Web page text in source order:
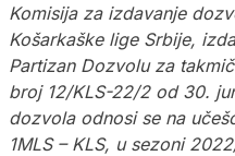
Komisija za izdavanje
Košarkaške lige Srbije,
Partizan Dozvolu za
broj 12/KLS-22/2 od 30.
dozvola odnosi se na
1MLS – KLS, u sezoni